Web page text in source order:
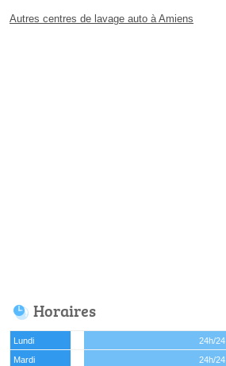
Autres centres de lavage auto à Amiens
Horaires
Lundi
24h/24
Mardi
24h/24